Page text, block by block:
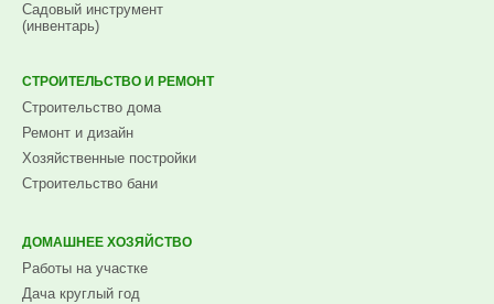
Садовый инструмент
(инвентарь)
СТРОИТЕЛЬСТВО И РЕМОНТ
Строительство дома
Ремонт и дизайн
Хозяйственные постройки
Строительство бани
ДОМАШНЕЕ ХОЗЯЙСТВО
Работы на участке
Дача круглый год